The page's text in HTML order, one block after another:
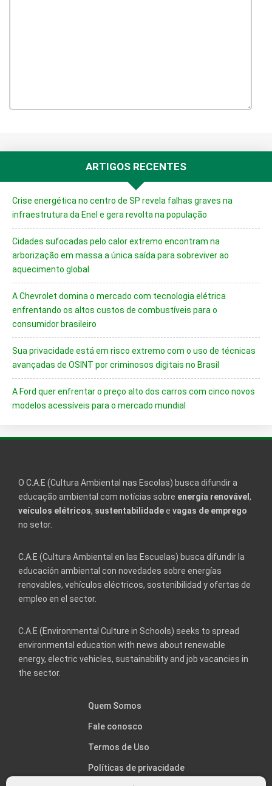
ARTIGOS RECENTES
Crise energética no centro de SP revela falhas graves na
infraestrutura da Enel e gera revolta na população
Cidades sufocadas pelo calor extremo encontram na
arborização em massa a única saída para sobreviver ao
aquecimento global
A Chevrolet domina o mercado com tecnologia elétrica
enfrentando os altos custos de combustíveis para o
consumidor brasileiro
Sua privacidade está em risco extremo com o uso de técnicas
avançadas de OSINT por criminosos digitais no Brasil
A Ford quer enfrentar o preço alto dos carros com cinco novos
modelos acessíveis para o mercado mundial
O C.A.E (Cultura Ambiental nas Escolas) busca difundir a
educação ambiental com notícias sobre energia renovável ,
veículos elétricos, sustentabilidadee vagas de emprego
no setor.
C.A.E (Cultura Ambiental en las Escuelas) busca difundir la
educación ambiental con novedades sobre energías
renovables, vehículos eléctricos, sostenibilidad y ofertas de
empleo en el sector.
C.A.E (Environmental Culture in Schools) seeks to spread
environmental education with news about renewable
energy, electric vehicles, sustainability and job vacancies in
the sector.
Quem Somos
Fale conosco
Termos de Uso
Políticas de privacidade